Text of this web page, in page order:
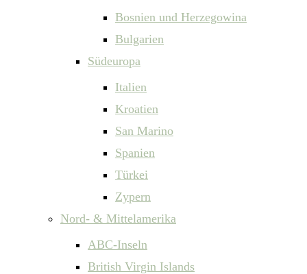
Bosnien und Herzegowina
Bulgarien
Südeuropa
Italien
Kroatien
San Marino
Spanien
Türkei
Zypern
Nord- & Mittelamerika
ABC-Inseln
British Virgin Islands